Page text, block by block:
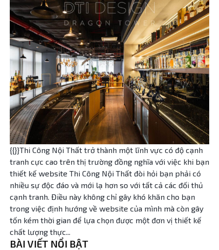
{{}}Thi Công Nội Thất trở thành một lĩnh vực có độ cạnh
tranh cực cao trên thị trường đồng nghĩa với việc khi bạn
thiết kế website Thi Công Nội Thất đòi hỏi bạn phải có
nhiều sự độc đáo và mới lạ hơn so với tất cả các đối thủ
cạnh tranh. Điều này không chỉ gây khó khăn cho bạn
trong việc định hướng về website của mình mà còn gây
tốn kém thời gian để lựa chọn được một đơn vị thiết kế
chất lượng thực...
BÀI VIẾT NỔI BẬT